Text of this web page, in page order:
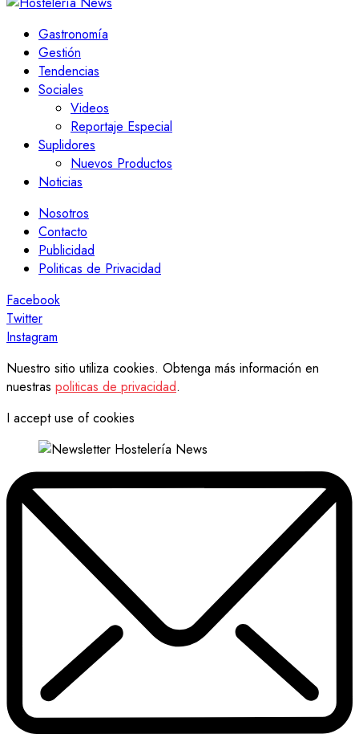
Gastronomía
Gestión
Tendencias
Sociales
Videos
Reportaje Especial
Suplidores
Nuevos Productos
Noticias
Nosotros
Contacto
Publicidad
Politicas de Privacidad
Facebook
Twitter
Instagram
Nuestro sitio utiliza cookies. Obtenga más información en
nuestras politicas de privacidad.
I accept use of cookies